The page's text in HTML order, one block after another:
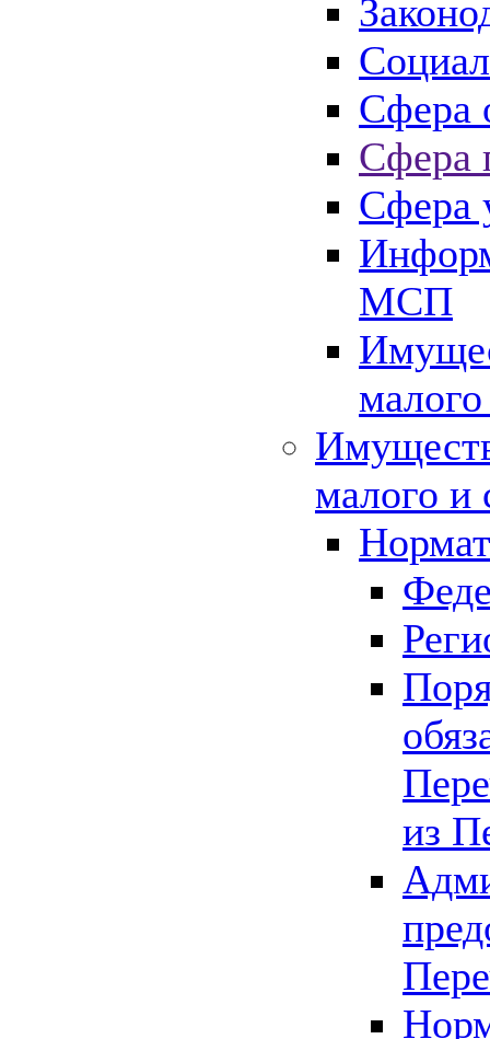
Сфера
Сфера
Сфера
МСП
малого и
из